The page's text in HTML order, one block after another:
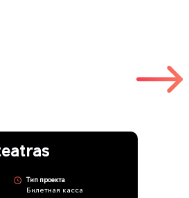
Тип проекта
Билетная касса